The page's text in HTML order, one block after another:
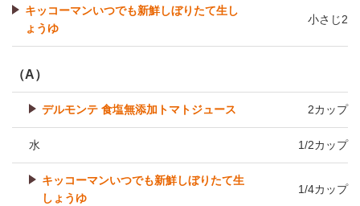
キッコーマンいつでも新鮮しぼりたて生し
ょうゆ
小さじ2
（A）
デルモンテ 食塩無添加トマトジュース 2カップ
水 1/2カップ
キッコーマンいつでも新鮮しぼりたて生
しょうゆ
1/4カップ